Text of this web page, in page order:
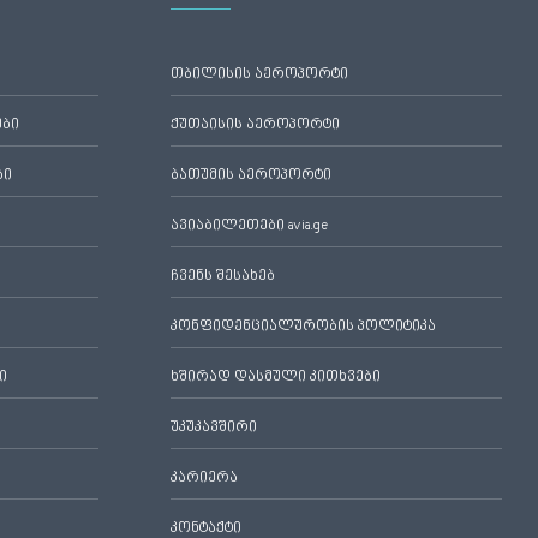
თბილისის აეროპორტი
ქუთაისის აეროპორტი
ბათუმის აეროპორტი
ავიაბილეთები avia.ge
ჩვენს შესახებ
კონფიდენციალურობის პოლიტიკა
ხშირად დასმული კითხვები
უკუკავშირი
კარიერა
კონტაქტი